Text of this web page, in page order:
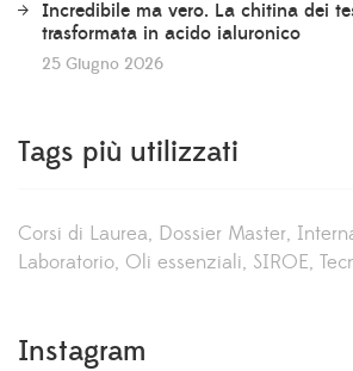
Incredibile ma vero. La chitina dei
trasformata in acido ialuronico
25 Giugno 2026
Tags più utilizzati
Corsi di Laurea Dossier Master
Laboratorio Oli essenziali SIROE
Instagram